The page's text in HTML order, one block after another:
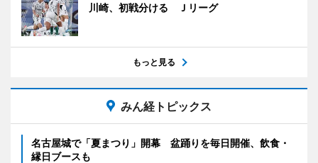
川崎、初戦分ける Ｊリーグ
もっと見る
みん経トピックス
名古屋城で「夏まつり」開幕 盆踊りを毎日開催、飲食・
縁日ブースも